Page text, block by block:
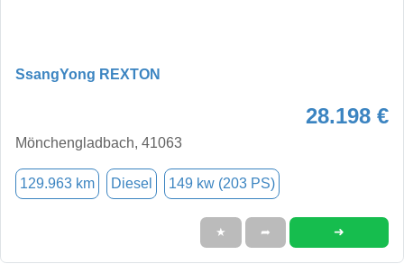
SsangYong REXTON
28.198 €
Mönchengladbach, 41063
129.963 km Diesel 149 kw (203 PS)
★ ➦ ➜